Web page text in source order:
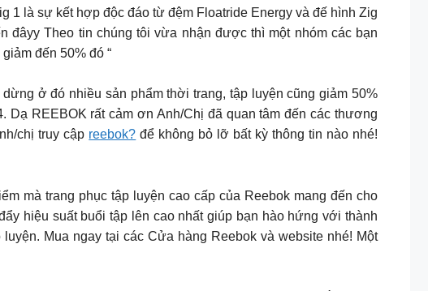
1 là sự kết hợp độc đáo từ đệm Floatride Energy và đế hình Zig
đâyy Theo tin chúng tôi vừa nhận được thì một nhóm các bạn
đến 50% đó “
ở đó nhiều sản phẩm thời trang, tập luyện cũng giảm 50%
Dạ REEBOK rất cảm ơn Anh/Chị đã quan tâm đến các thương
chị truy cập reebok? để không bỏ lỡ bất kỳ thông tin nào nhé!
mà trang phục tập luyện cao cấp của Reebok mang đến cho
hiệu suất buổi tập lên cao nhất giúp bạn hào hứng với thành
Mua ngay tại các Cửa hàng Reebok và website nhé! Một